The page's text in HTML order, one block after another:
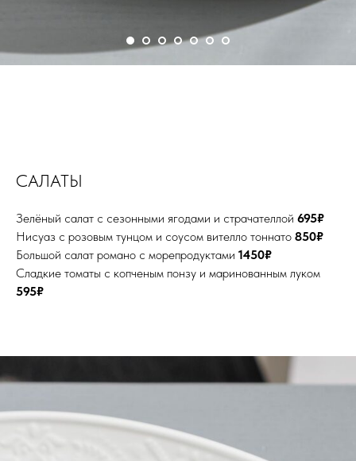
САЛАТЫ
Зелёный салат с сезонными ягодами и страчателлой 695₽
Нисуаз с розовым тунцом и соусом вителло тоннато 850₽
Большой салат романо с морепродуктами 1450₽
Сладкие томаты с копченым понзу и маринованным луком
595₽